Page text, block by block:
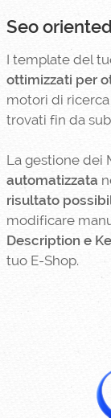
Seo oriented
I template del
ottimizzati per
motori di
trovati fin da
La gestione dei
automatizzata
risultato
modificare
Description e
tuo E-Shop.